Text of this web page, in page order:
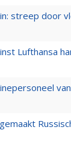
streep door
Lufthansa